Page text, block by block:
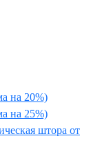
на 20%)
на 25%)
штора от